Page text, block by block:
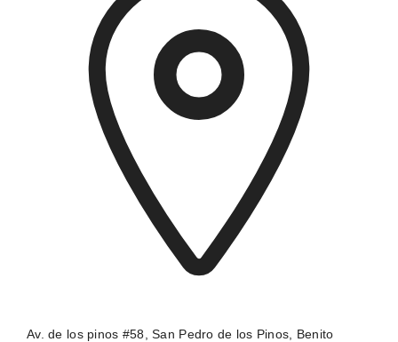
Av. de los pinos #58, San Pedro de los Pinos, Benito